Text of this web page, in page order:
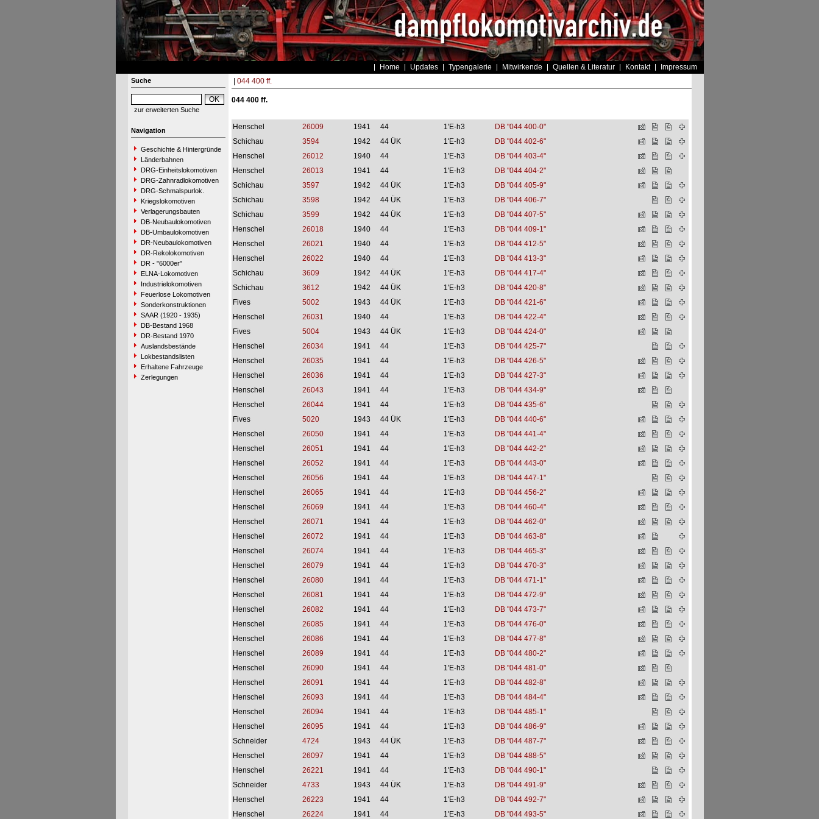
Home Updates Typengalerie Mitwirkende Quellen & Literatur Kontakt Impressum
Suche
zur erweiterten Suche
Navigation
Geschichte & Hintergründe
Länderbahnen
DRG-Einheitslokomotiven
DRG-Zahnradlokomotiven
DRG-Schmalspurlok.
Kriegslokomotiven
Verlagerungsbauten
DB-Neubaulokomotiven
DB-Umbaulokomotiven
DR-Neubaulokomotiven
DR-Rekolokomotiven
DR - "6000er"
ELNA-Lokomotiven
Industrielokomotiven
Feuerlose Lokomotiven
Sonderkonstruktionen
SAAR (1920 - 1935)
DB-Bestand 1968
DR-Bestand 1970
Auslandsbestände
Lokbestandslisten
Erhaltene Fahrzeuge
Zerlegungen
044 400 ff.
044 400 ff.
Henschel 26009 1941 44 1'E-h3
DB "044 400-0"
Schichau
3594 1942 44 ÜK 1'E-h3
DB "044 402-6"
Henschel
26012 1940 44 1'E-h3
DB "044 403-4"
Henschel
26013 1941 44 1'E-h3
DB "044 404-2"
Schichau
3597 1942 44 ÜK 1'E-h3
DB "044 405-9"
Schichau
3598 1942 44 ÜK 1'E-h3
DB "044 406-7"
Schichau
3599 1942 44 ÜK 1'E-h3
DB "044 407-5"
Henschel
26018 1940 44 1'E-h3
DB "044 409-1"
Henschel
26021 1940 44 1'E-h3
DB "044 412-5"
Henschel
26022 1940 44 1'E-h3
DB "044 413-3"
Schichau
3609 1942 44 ÜK 1'E-h3
DB "044 417-4"
Schichau
3612 1942 44 ÜK 1'E-h3
DB "044 420-8"
Fives
5002 1943 44 ÜK 1'E-h3
DB "044 421-6"
Henschel
26031 1940 44 1'E-h3
DB "044 422-4"
Fives
5004 1943 44 ÜK 1'E-h3
DB "044 424-0"
Henschel
26034 1941 44 1'E-h3
DB "044 425-7"
Henschel
26035 1941 44 1'E-h3
DB "044 426-5"
Henschel
26036 1941 44 1'E-h3
DB "044 427-3"
Henschel
26043 1941 44 1'E-h3
DB "044 434-9"
Henschel
26044 1941 44 1'E-h3
DB "044 435-6"
Fives
5020 1943 44 ÜK 1'E-h3
DB "044 440-6"
Henschel
26050 1941 44 1'E-h3
DB "044 441-4"
Henschel
26051 1941 44 1'E-h3
DB "044 442-2"
Henschel
26052 1941 44 1'E-h3
DB "044 443-0"
Henschel
26056 1941 44 1'E-h3
DB "044 447-1"
Henschel
26065 1941 44 1'E-h3
DB "044 456-2"
Henschel
26069 1941 44 1'E-h3
DB "044 460-4"
Henschel
26071 1941 44 1'E-h3
DB "044 462-0"
Henschel
26072 1941 44 1'E-h3
DB "044 463-8"
Henschel
26074 1941 44 1'E-h3
DB "044 465-3"
Henschel
26079 1941 44 1'E-h3
DB "044 470-3"
Henschel
26080 1941 44 1'E-h3
DB "044 471-1"
Henschel
26081 1941 44 1'E-h3
DB "044 472-9"
Henschel
26082 1941 44 1'E-h3
DB "044 473-7"
Henschel
26085 1941 44 1'E-h3
DB "044 476-0"
Henschel
26086 1941 44 1'E-h3
DB "044 477-8"
Henschel
26089 1941 44 1'E-h3
DB "044 480-2"
Henschel
26090 1941 44 1'E-h3
DB "044 481-0"
Henschel
26091 1941 44 1'E-h3
DB "044 482-8"
Henschel
26093 1941 44 1'E-h3
DB "044 484-4"
Henschel
26094 1941 44 1'E-h3
DB "044 485-1"
Henschel
26095 1941 44 1'E-h3
DB "044 486-9"
Schneider
4724 1943 44 ÜK 1'E-h3
DB "044 487-7"
Henschel
26097 1941 44 1'E-h3
DB "044 488-5"
Henschel
26221 1941 44 1'E-h3
DB "044 490-1"
Schneider
4733 1943 44 ÜK 1'E-h3
DB "044 491-9"
Henschel
26223 1941 44 1'E-h3
DB "044 492-7"
Henschel
26224 1941 44 1'E-h3 DB "044 493-5"